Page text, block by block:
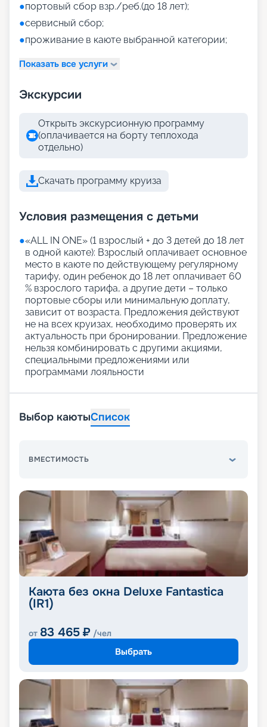
●портовый сбор взр./реб.(до 18 лет);
●сервисный сбор;
●проживание в каюте выбранной категории;
Показать все услуги
Экскурсии
Открыть экскурсионную программу
(оплачивается на борту теплохода
отдельно)
Скачать программу круиза
Условия размещения с детьми
●«АLL IN ONE» (1 взрослый + до 3 детей до 18 лет
в одной каюте): Взрослый оплачивает основное
место в каюте по действующему регулярному
тарифу, один ребенок до 18 лет оплачивает 60
% взрослого тарифа, а другие дети – только
портовые сборы или минимальную доплату,
зависит от возраста. Предложения действуют
не на всех круизах, необходимо проверять их
актуальность при бронировании. Предложение
нельзя комбинировать с другими акциями,
специальными предложениями или
программами лояльности
Выбор каютыСписок
ВМЕСТИМОСТЬ
Каюта без окна Deluxe Fantastica
(IR1)
от 83 465 ₽ /чел
Выбрать